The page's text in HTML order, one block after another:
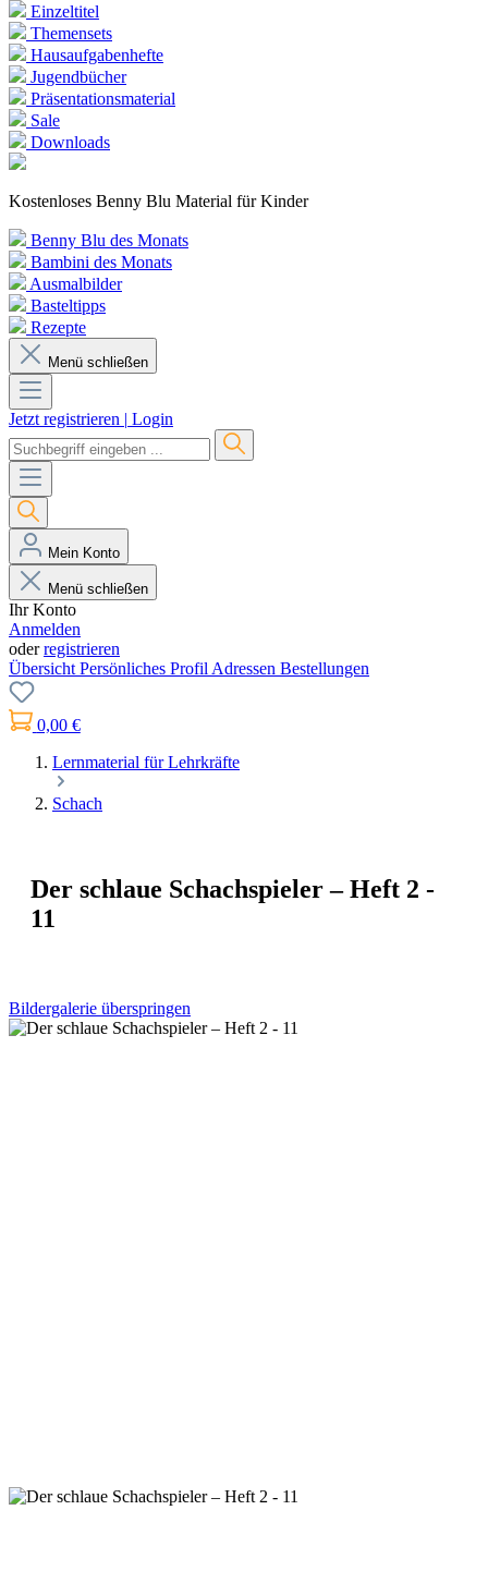
Einzeltitel
Themensets
Hausaufgabenhefte
Jugendbücher
Präsentationsmaterial
Sale
Downloads
Kostenloses Benny Blu Material für Kinder
Benny Blu des Monats
Bambini des Monats
Ausmalbilder
Basteltipps
Rezepte
Menü schließen
Jetzt registrieren | Login
Mein Konto
Menü schließen
Ihr Konto
Anmelden
oderregistrieren
Übersicht Persönliches Profil Adressen Bestellungen
0,00 €
Lernmaterial für Lehrkräfte
Schach
Der schlaue Schachspieler – Heft 2 -
11
Bildergalerie überspringen